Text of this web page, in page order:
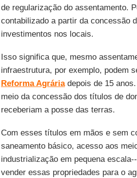
de regularização do assentamento.
contabilizado a partir da concessão
investimentos nos locais.
Isso significa que, mesmo
infraestrutura, por exemplo, podem
Reforma Agráriadepois de 15
meio da concessão dos títulos de
receberiam a posse das terras.
Com esses títulos em mãos e sem
saneamento básico, acesso aos
industrialização em pequena
vender essas propriedades para o